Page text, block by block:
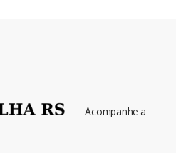
Acompanhe a